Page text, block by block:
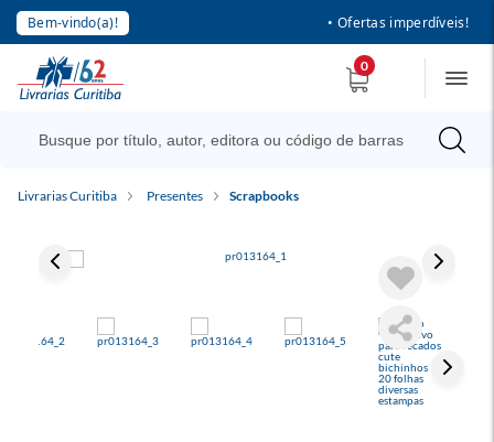
Bem-vindo(a)! • Ofertas imperdíveis!
0
Livrarias Curitiba Presentes Scrapbooks